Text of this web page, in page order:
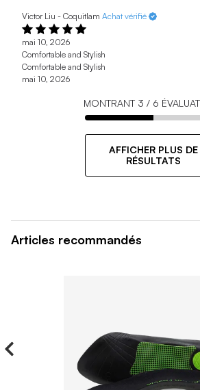
Victor Liu - Coquitlam Achat vérifié
mai 10, 2026
Comfortable and Stylish
Comfortable and Stylish
mai 10, 2026
MONTRANT 3 / 6
AFFICHER PLUS DE
RÉSULTATS
Articles recommandés